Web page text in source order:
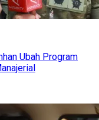
Ubah Program